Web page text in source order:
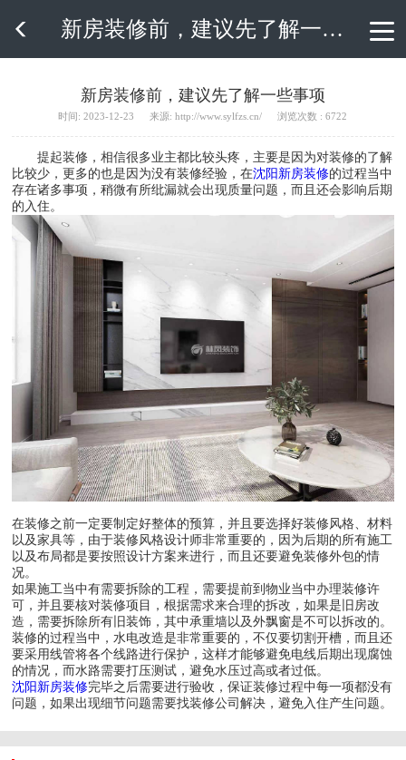
 ​新房装修前，建议先了解一些事项
​新房装修前，建议先了解一些事项
时间: 2023-12-23 来源: http://www.sylfzs.cn/ 浏览次数 : 6722
提起装修，相信很多业主都比较头疼，主要是因为对装修的了解
比较少，更多的也是因为没有装修经验，在沈阳新房装修的过程当中
存在诸多事项，稍微有所纰漏就会出现质量问题，而且还会影响后期
的入住。
在装修之前一定要制定好整体的预算，并且要选择好装修风格、材料
以及家具等，由于装修风格设计师非常重要的，因为后期的所有施工
以及布局都是要按照设计方案来进行，而且还要避免装修外包的情
况。
如果施工当中有需要拆除的工程，需要提前到物业当中办理装修许
可，并且要核对装修项目，根据需求来合理的拆改，如果是旧房改
造，需要拆除所有旧装饰，其中承重墙以及外飘窗是不可以拆改的。
装修的过程当中，水电改造是非常重要的，不仅要切割开槽，而且还
要采用线管将各个线路进行保护，这样才能够避免电线后期出现腐蚀
的情况，而水路需要打压测试，避免水压过高或者过低。
沈阳新房装修完毕之后需要进行验收，保证装修过程中每一项都没有
问题，如果出现细节问题需要找装修公司解决，避免入住产生问题。